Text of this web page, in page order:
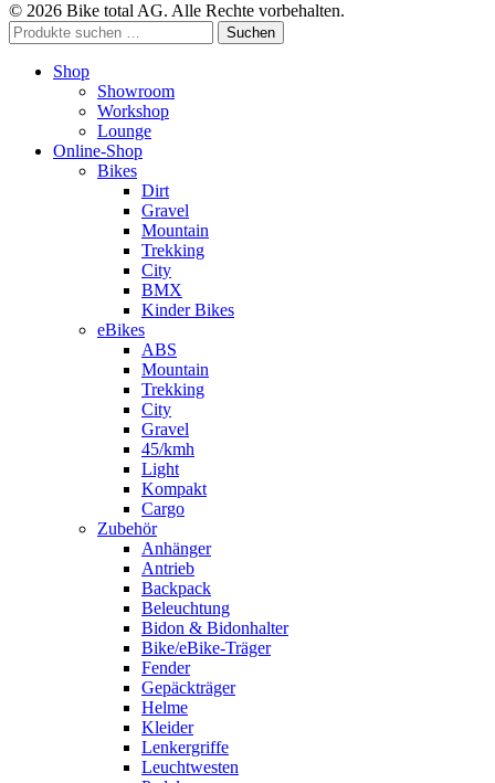
© 2026 Bike total AG. Alle Rechte vorbehalten.
Suchen
nach:
Suchen
Shop
Showroom
Workshop
Lounge
Online-Shop
Bikes
Dirt
Gravel
Mountain
Trekking
City
BMX
Kinder Bikes
eBikes
ABS
Mountain
Trekking
City
Gravel
45/kmh
Light
Kompakt
Cargo
Zubehör
Anhänger
Antrieb
Backpack
Beleuchtung
Bidon & Bidonhalter
Bike/eBike-Träger
Fender
Gepäckträger
Helme
Kleider
Lenkergriffe
Leuchtwesten